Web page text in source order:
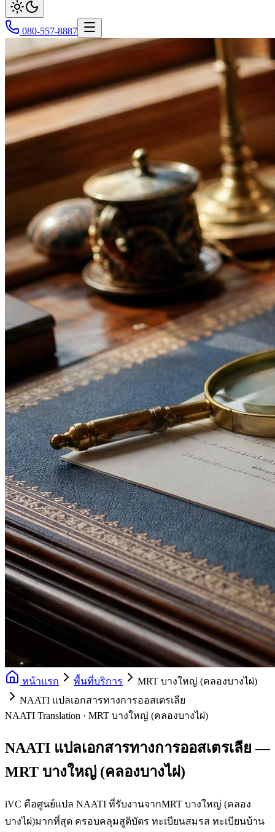
080-557-8887
หน้าแรก พื้นที่บริการ
MRT บางใหญ่ (คลองบางไผ่)
NAATI แปลเอกสารทางการออสเตรเลีย
NAATI Translation · MRT บางใหญ่ (คลองบางไผ่)
NAATI แปลเอกสารทางการออสเตรเลีย —
MRT บางใหญ่ (คลองบางไผ่)
iVC คือศูนย์แปล NAATI ที่รับงานจากMRT บางใหญ่ (คลอง
บางไผ่)มากที่สุด ครอบคลุมสูติบัตร ทะเบียนสมรส ทะเบียนบ้าน